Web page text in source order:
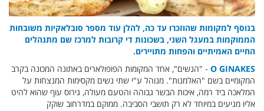
בנוסף למקומות שהוזכרו עד כה, להלן עוד מספר סובלאקיות משובחות
הממוקמות במעגל השני, בשכונות די קרובות למרכז שם מתנהלים
החיים האמיתיים והפחות מתויירים.
O GINAKES - "הנשים", אחד המקומות הפופולארים באתונה המכונה בקרב
המקומיים בשם "האלמנות". מנוהל ע"י שתי נשים מקסימות המנצחות על
המלאכה ביד רמה, איכות הבשר גבוהה והטעם מעולה, גירוס עוף שהוא להיט
אליו מגיעים במיוחד לא רק תושבי הסביבה. ממוקם במדרחוב שוקק